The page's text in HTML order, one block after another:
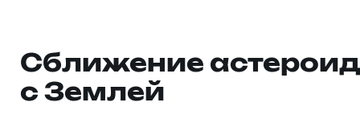
Сближение
с Землей